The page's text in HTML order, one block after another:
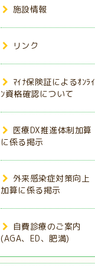
施設情報
リンク
ﾏｲﾅ保険証によるｵﾝﾗｲ
ﾝ資格確認について
医療DX推進体制加算
に係る掲示
外来感染症対策向上
加算に係る掲示
自費診療のご案内
(AGA、ED、肥満)